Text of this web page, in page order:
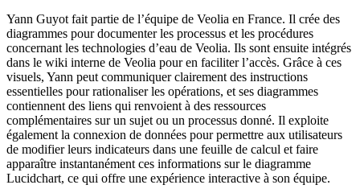
Yann Guyot fait partie de l’équipe de Veolia en France. Il crée des
diagrammes pour documenter les processus et les procédures
concernant les technologies d’eau de Veolia. Ils sont ensuite intégrés
dans le wiki interne de Veolia pour en faciliter l’accès. Grâce à ces
visuels, Yann peut communiquer clairement des instructions
essentielles pour rationaliser les opérations, et ses diagrammes
contiennent des liens qui renvoient à des ressources
complémentaires sur un sujet ou un processus donné. Il exploite
également la connexion de données pour permettre aux utilisateurs
de modifier leurs indicateurs dans une feuille de calcul et faire
apparaître instantanément ces informations sur le diagramme
Lucidchart, ce qui offre une expérience interactive à son équipe.